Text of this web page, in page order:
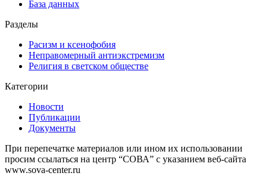
База данных
Разделы
Расизм и ксенофобия
Неправомерный антиэкстремизм
Религия в светском обществе
Категории
Новости
Публикации
Документы
При перепечатке материалов или ином их использовании
просим ссылаться на центр “СОВА” с указанием веб-сайта
www.sova-center.ru